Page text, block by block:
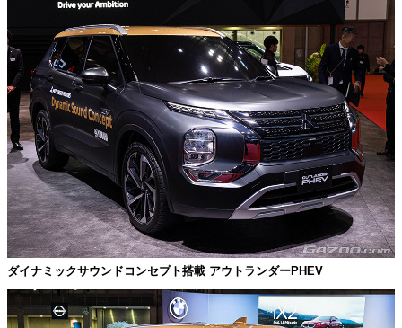
ダイナミックサウンドコンセプト搭載 アウトランダーPHEV